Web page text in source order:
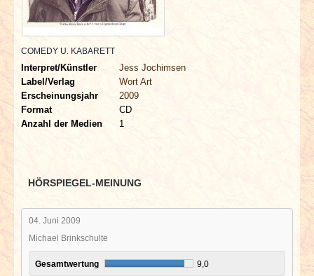
SPECIALS
LINKS
ARCHIV
COMEDY U. KABARETT
Interpret/Künstler
Jess Jochimsen
Label/Verlag
Wort Art
Erscheinungsjahr
2009
Format
CD
Anzahl der Medien
1
HÖRSPIEGEL-MEINUNG
04. Juni 2009
Michael Brinkschulte
Gesamtwertung 9,0